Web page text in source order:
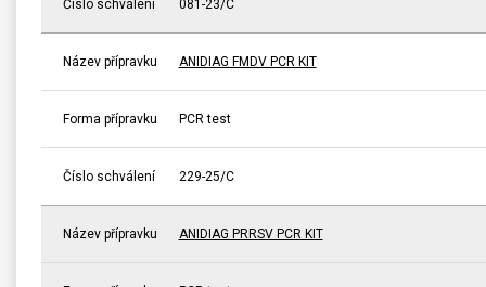
Číslo schválení 081-23/C
Název přípravku ANIDIAG FMDV PCR KIT
Forma přípravku PCR test
Číslo schválení 229-25/C
Název přípravku ANIDIAG PRRSV PCR KIT